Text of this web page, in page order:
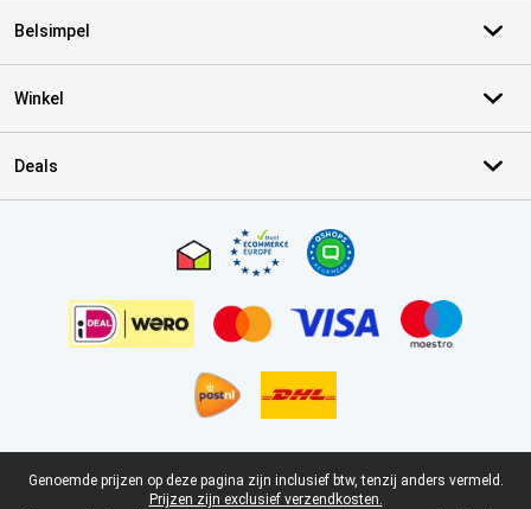
Belsimpel
Winkel
Deals
Juridische voettekst
Genoemde prijzen op deze pagina zijn inclusief btw, tenzij anders vermeld.
Prijzen zijn exclusief verzendkosten.